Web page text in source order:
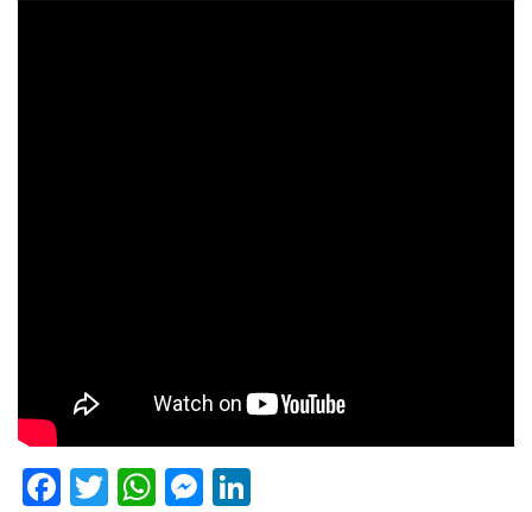
Facebook
Twitter
WhatsApp
Messenger